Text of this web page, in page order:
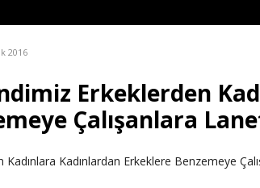
2016
Erkeklerden
Çalışanlara
Kadınlardan Erkeklere Benzemeye